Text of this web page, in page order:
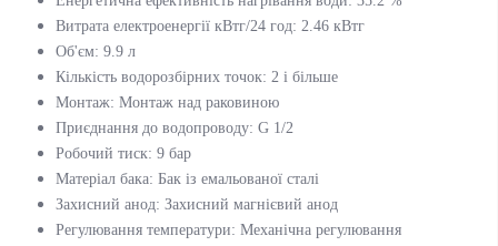
Витрата електроенергії кВтг/24 год: 2.46 кВтг
Об'єм: 9.9 л
Кількість водорозбірних точок: 2 і більше
Монтаж: Монтаж над раковиною
Приєднання до водопроводу: G 1/2
Робочий тиск: 9 бар
Матеріал бака: Бак із емальованої сталі
Захисний анод: Захисний магнієвий анод
Регулювання температури: Механічна регулювання